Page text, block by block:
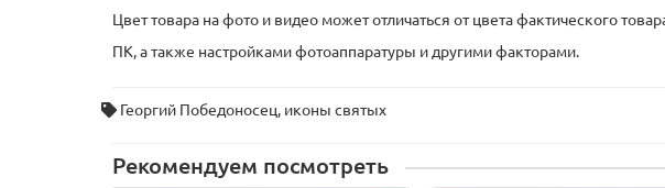
Цвет товара на фото и видео может отличаться от цвета фактического
ПК, а также настройками фотоаппаратуры и другими факторами.
Георгий Победоносец, иконы святых
Рекомендуем посмотреть